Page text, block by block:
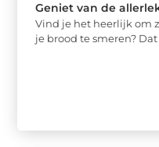
Geniet van de
Vind je het heerlijk om
je brood te smeren? Dat